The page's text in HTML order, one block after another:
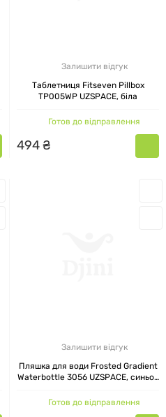
Залишити відгук
Таблетниця Fitseven Pillbox
TP005WP UZSPACE, біла
Готов до відправлення
494₴
Залишити відгук
Пляшка для води Frosted Gradient
Waterbottle 3056 UZSPACE, синьо-
Готов до відправлення